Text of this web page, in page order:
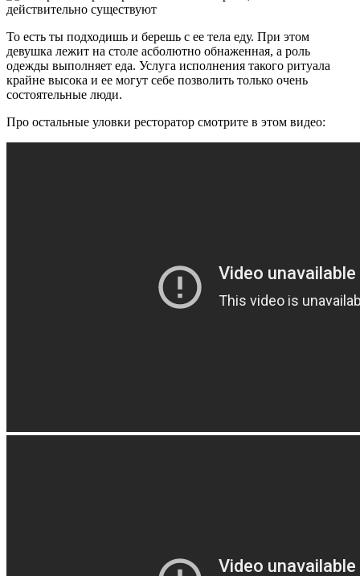
То есть ты подходишь и берешь с ее тела еду. При этом
девушка лежит на столе асболютно обнаженная, а роль
одежды выполняет еда. Услуга исполнения такого ритуала
крайне высока и ее могут себе позволить только очень
состоятельные люди.
Про остальные уловки ресторатор смотрите в этом видео: